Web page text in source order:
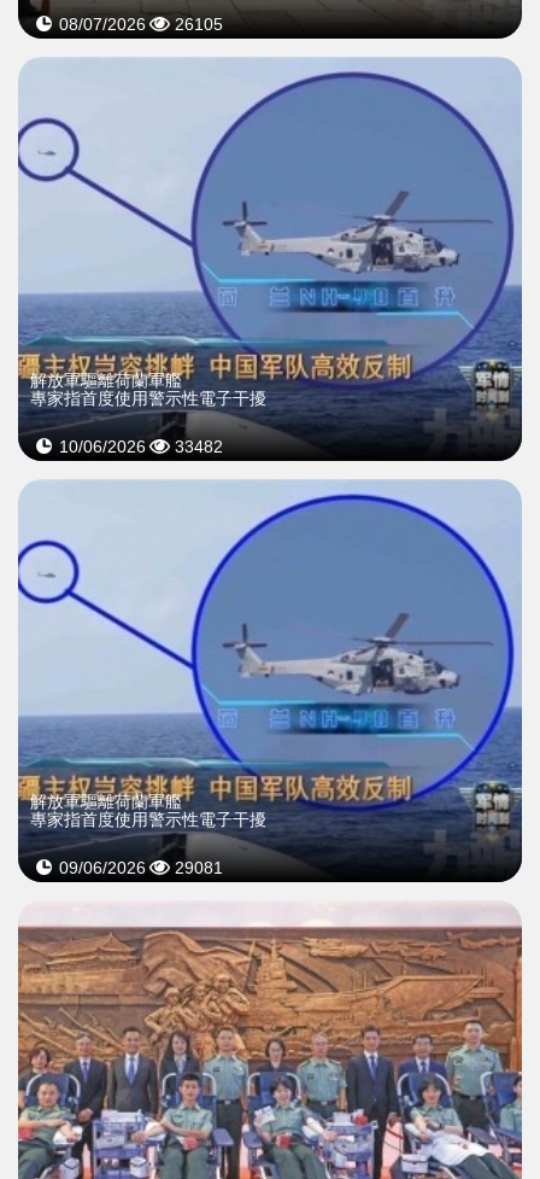
08/07/2026 26105
解放軍驅離荷蘭軍艦
專家指首度使用警示性電子干擾
10/06/2026 33482
解放軍驅離荷蘭軍艦
專家指首度使用警示性電子干擾
09/06/2026 29081